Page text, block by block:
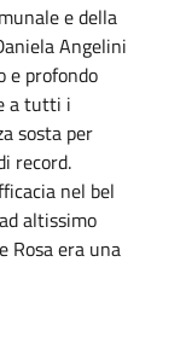
e della
Angelini
e profondo
a tutti i
sosta per
record.
nel bel
altissimo
Rosa era una